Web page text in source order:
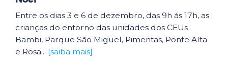
Entre os dias 3 e 6 de dezembro, das 9h ás 17h, as
crianças do entorno das unidades dos CEUs
Bambi, Parque São Miguel, Pimentas, Ponte Alta
e Rosa... [saiba mais]